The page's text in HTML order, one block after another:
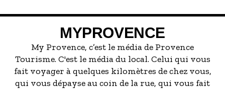
servir la meilleure...
MYPROVENCE
My Provence, c’est le média de Provence
Tourisme. C'est le média du local. Celui qui vous
fait voyager à quelques kilomètres de chez vous,
qui vous dépayse au coin de la rue, qui vous fait